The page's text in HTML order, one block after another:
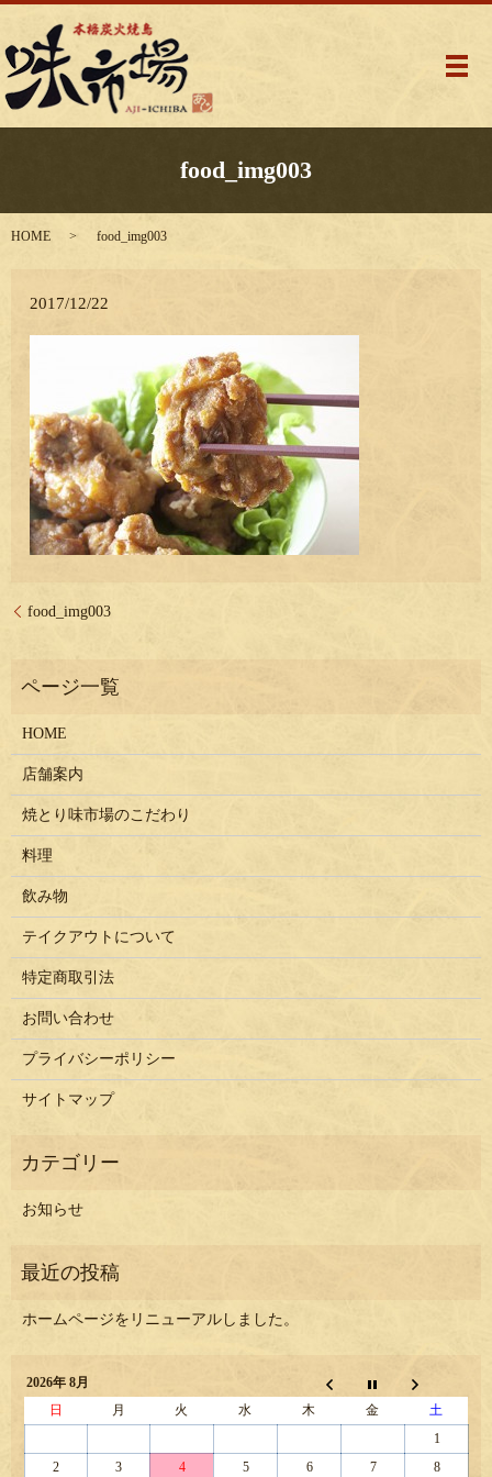
メ
food_img003
HOME food_img003
2017/12/22
food_img003
HOME
店舗案内
焼とり味市場のこだわり
料理
飲み物
テイクアウトについて
特定商取引法
お問い合わせ
プライバシーポリシー
サイトマップ
お知らせ
ホームページをリニューアルしました。
2026年 8月
日
月 火 水 木 金
土
1
2
3 4 5 6 7 8